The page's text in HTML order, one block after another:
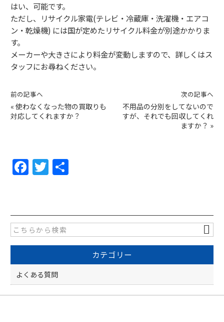
はい、可能です。
ただし、リサイクル家電(テレビ・冷蔵庫・洗濯機・エアコ
ン・乾燥機) には国が定めたリサイクル料金が別途かかりま
す。
メーカーや大きさにより料金が変動しますので、詳しくはス
タッフにお尋ねください。
前の記事へ
« 使わなくなった物の買取りも
対応してくれますか？
次の記事へ
不用品の分別をしてないので
すが、それでも回収してくれ
ますか？ »
F
a
e
b
o
o
k
T
w
er
カテゴリー
よくある質問